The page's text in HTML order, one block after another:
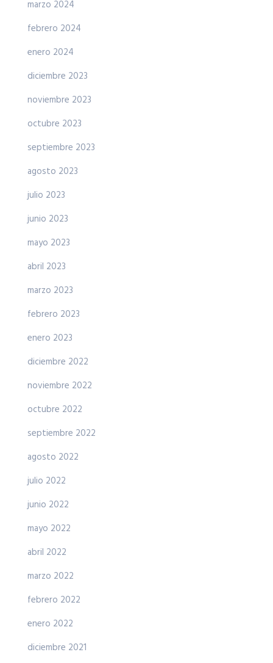
marzo 2024
febrero 2024
enero 2024
diciembre 2023
noviembre 2023
octubre 2023
septiembre 2023
agosto 2023
julio 2023
junio 2023
mayo 2023
abril 2023
marzo 2023
febrero 2023
enero 2023
diciembre 2022
noviembre 2022
octubre 2022
septiembre 2022
agosto 2022
julio 2022
junio 2022
mayo 2022
abril 2022
marzo 2022
febrero 2022
enero 2022
diciembre 2021